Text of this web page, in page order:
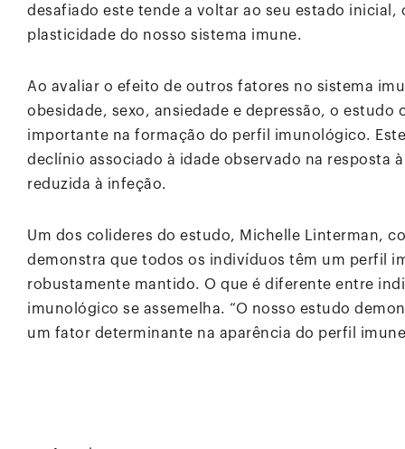
desafiado este tende a voltar ao seu estado inicial,
plasticidade do nosso sistema imune.
Ao avaliar o efeito de outros fatores no sistema
obesidade, sexo, ansiedade e depressão, o
importante na formação do perfil imunológico.
declínio associado à idade observado na resposta
reduzida à infeção.
Um dos colideres do estudo, Michelle Linterman,
demonstra que todos os indivíduos têm um perfil
robustamente mantido. O que é diferente entre
imunológico se assemelha. “O nosso estudo
um fator determinante na aparência do perfil